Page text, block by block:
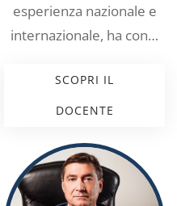
esperienza nazionale e
internazionale, ha con…
SCOPRI IL
DOCENTE